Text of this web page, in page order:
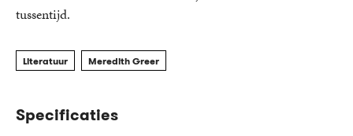
tussentijd.
Literatuur Meredith Greer
Specificaties